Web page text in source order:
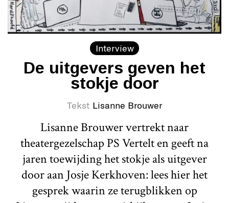
Interview
De uitgevers geven het
stokje door
Tekst Lisanne Brouwer
Lisanne Brouwer vertrekt naar
theatergezelschap PS Vertelt en geeft na
jaren toewijding het stokje als uitgever
door aan Josje Kerkhoven: lees hier het
gesprek waarin ze terugblikken op